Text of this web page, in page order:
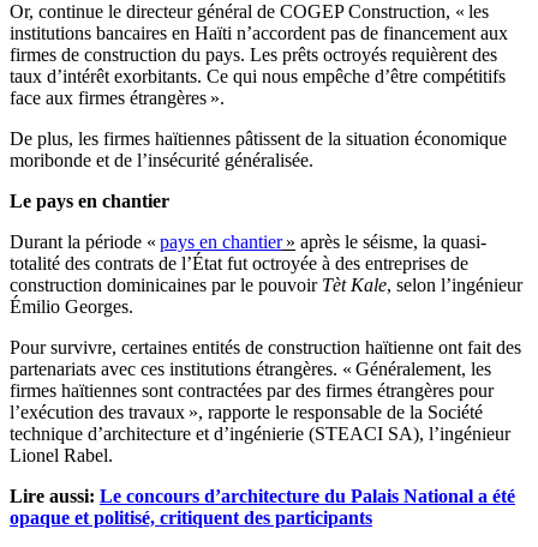
Or, continue le directeur général de COGEP Construction, « les
institutions bancaires en Haïti n’accordent pas de financement aux
firmes de construction du pays. Les prêts octroyés requièrent des
taux d’intérêt exorbitants. Ce qui nous empêche d’être compétitifs
face aux firmes étrangères ».
De plus, les firmes haïtiennes pâtissent de la situation économique
moribonde et de l’insécurité généralisée.
Le pays en chantier
Durant la période « pays en chantier » après le séisme, la quasi-
totalité des contrats de l’État fut octroyée à des entreprises de
construction dominicaines par le pouvoir Tèt Kale, selon l’ingénieur
Émilio Georges.
Pour survivre, certaines entités de construction haïtienne ont fait des
partenariats avec ces institutions étrangères. « Généralement, les
firmes haïtiennes sont contractées par des firmes étrangères pour
l’exécution des travaux », rapporte le responsable de la Société
technique d’architecture et d’ingénierie (STEACI SA), l’ingénieur
Lionel Rabel.
Lire aussi: Le concours d’architecture du Palais National a été
opaque et politisé, critiquent des participants